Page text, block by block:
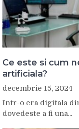
Ce este si cum
artificiala?
decembrie 15, 2024
Intr-o era digitala
dovedeste a fi una...